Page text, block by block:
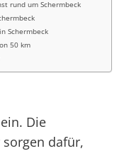
rund um Schermbeck
Schermbeck
50 km
Die
dafür,